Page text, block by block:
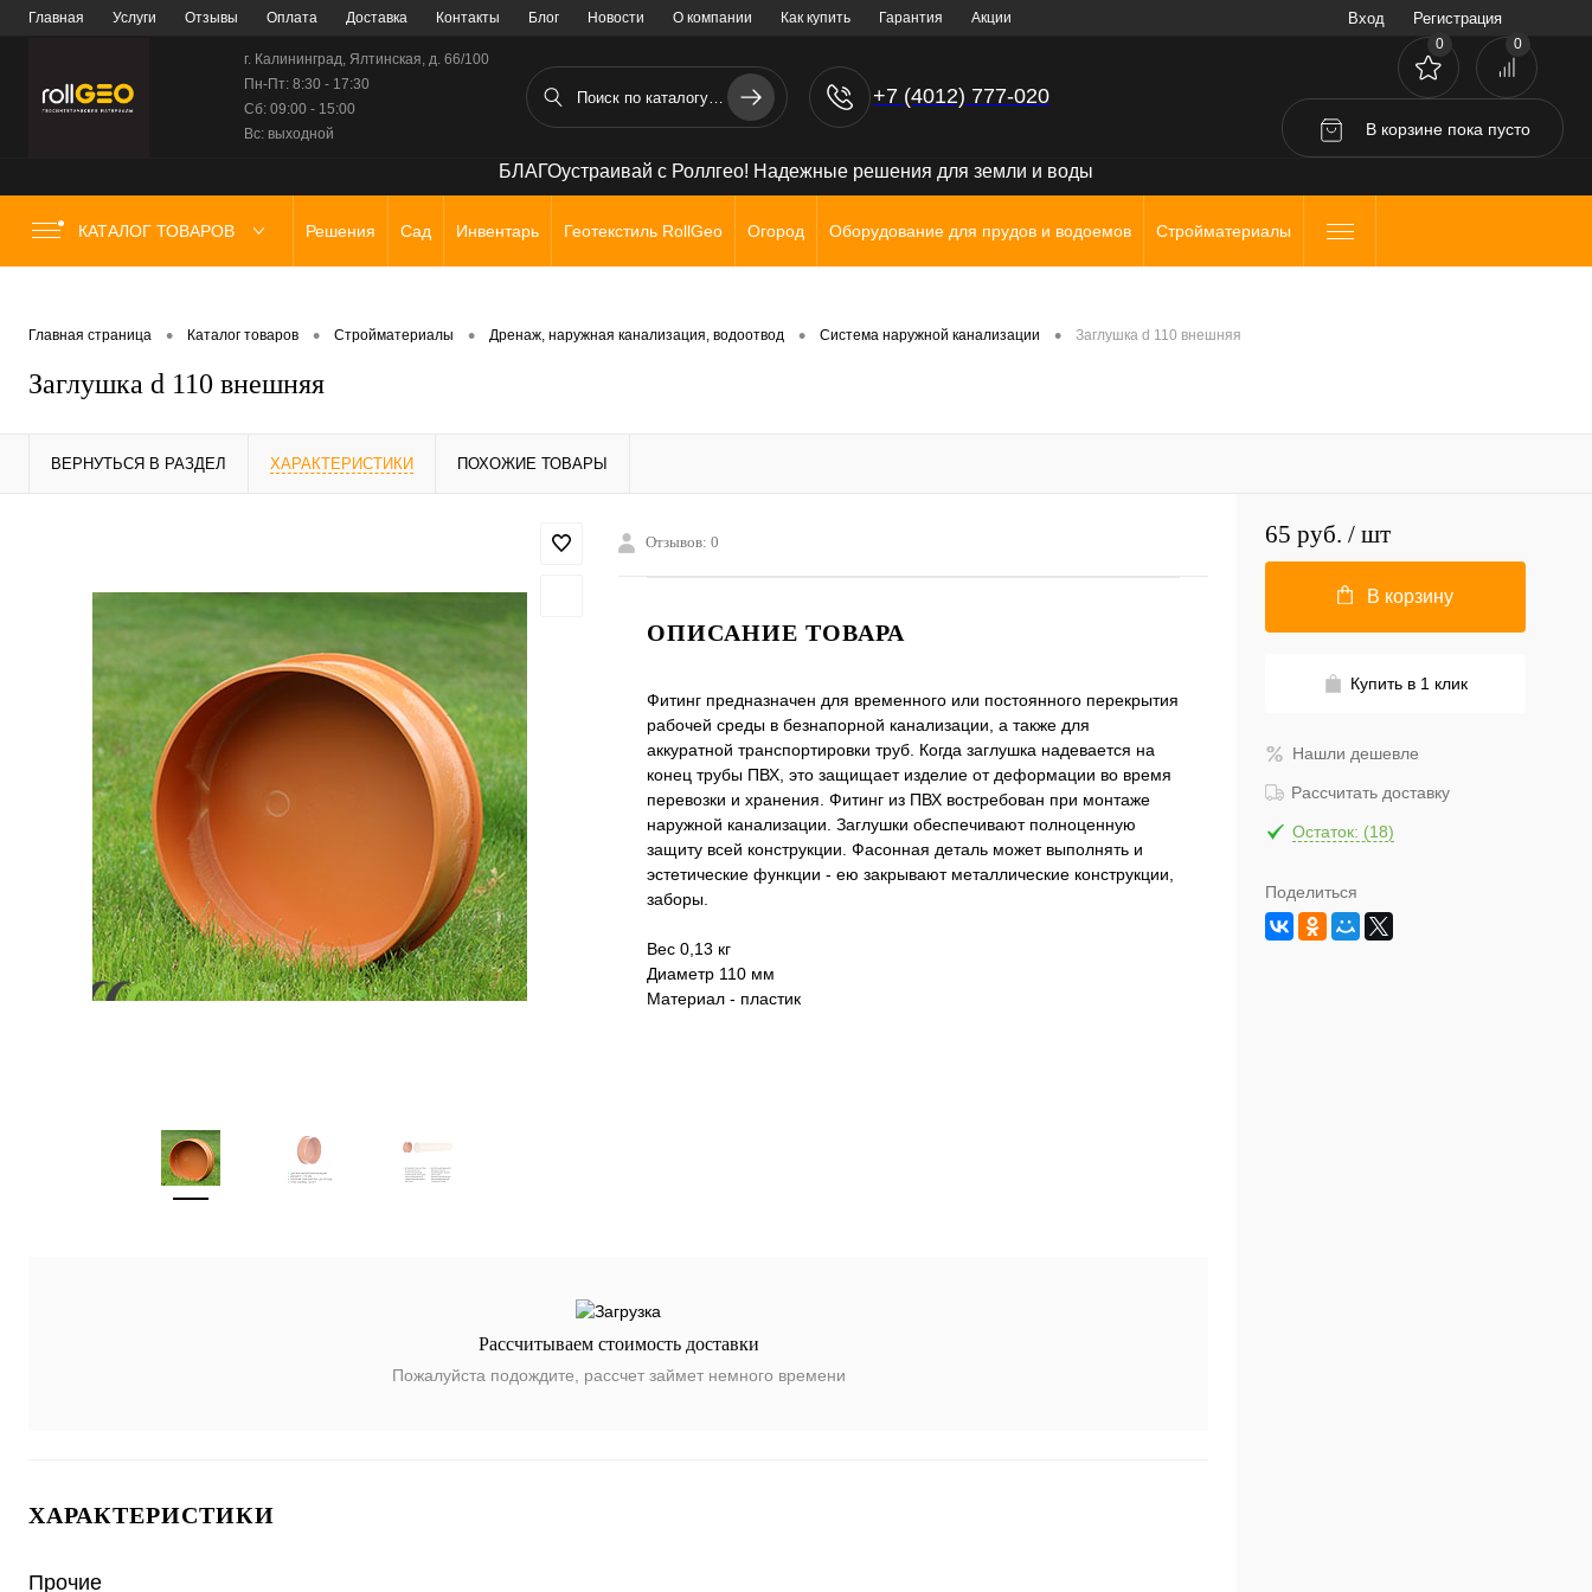
Главная Услуги Отзывы Оплата Доставка Контакты Блог Новости О компании Как купить Гарантия Акции Вход Регистрация
г. Калининград, Ялтинская, д. 66/100
Пн-Пт: 8:30 - 17:30
Сб: 09:00 - 15:00
Вс: выходной
+7 (4012) 777-020
0 0
В корзине пока пусто
БЛАГОустраивай с Роллгео! Надежные решения для земли и воды
КАТАЛОГ ТОВАРОВ Решения Сад Инвентарь Геотекстиль RollGeo Огород Оборудование для прудов и водоемов Стройматериалы
Главная страница • Каталог товаров • Стройматериалы • Дренаж, наружная канализация, водоотвод • Система наружной канализации • Заглушка d 110 внешняя
Заглушка d 110 внешняя
ВЕРНУТЬСЯ В РАЗДЕЛ ХАРАКТЕРИСТИКИ ПОХОЖИЕ ТОВАРЫ
Отзывов: 0
ОПИСАНИЕ ТОВАРА
Фитинг предназначен для временного или постоянного перекрытия
рабочей среды в безнапорной канализации, а также для
аккуратной транспортировки труб. Когда заглушка надевается на
конец трубы ПВХ, это защищает изделие от деформации во время
перевозки и хранения. Фитинг из ПВХ востребован при монтаже
наружной канализации. Заглушки обеспечивают полноценную
защиту всей конструкции. Фасонная деталь может выполнять и
эстетические функции - ею закрывают металлические конструкции,
заборы.
Вес 0,13 кг
Диаметр 110 мм
Материал - пластик
Рассчитываем стоимость доставки
Пожалуйста подождите, рассчет займет немного времени
ХАРАКТЕРИСТИКИ
Прочие
65 руб. / шт
В корзину
Купить в 1 клик
Нашли дешевле
Рассчитать доставку
Остаток: (18)
Поделиться